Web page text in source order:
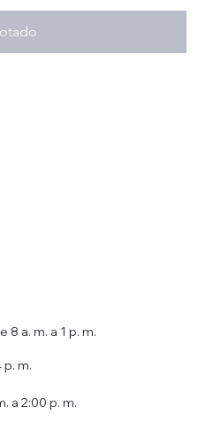
a. m. a 1 p. m.
p. m.
a 2:00 p. m.